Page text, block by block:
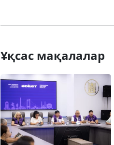
Ұқсас мақалалар